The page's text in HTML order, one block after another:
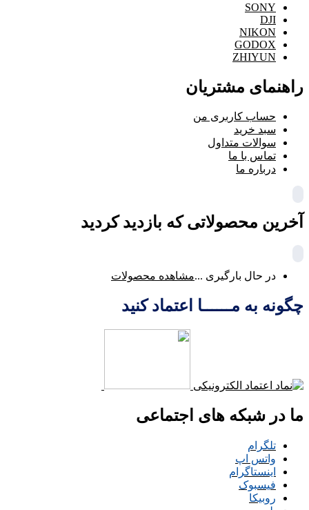
SONY
DJI
NIKON
GODOX
ZHIYUN
راهنمای مشتریان
حساب کاربری من
سبد خرید
سوالات متداول
تماس با ما
درباره ما
آخرین محصولاتی که بازدید کردید
در حال بارگیری ...مشاهده محصولات
چگونه به مــــــا اعتماد کنید
ما در شبکه های اجتماعی
تلگرام
واتس اپ
اینستاگرام
فیسبوک
روبیکا